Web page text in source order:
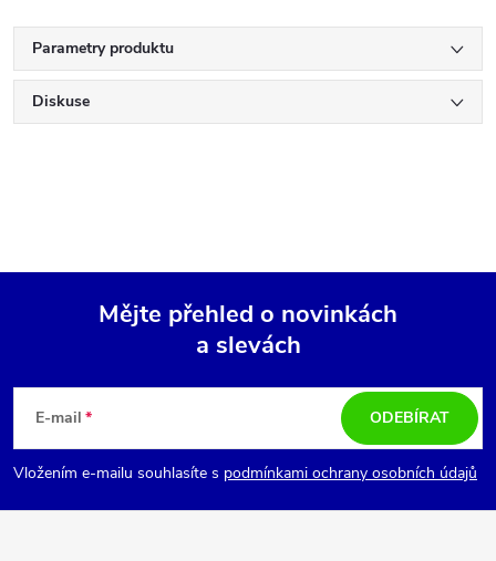
Parametry produktu
Diskuse
p
a
Mějte přehled o novinkách
a slevách
E-mail
Vložením e-mailu souhlasíte s podmínkami ochrany osobních údajů
ODEBÍRAT